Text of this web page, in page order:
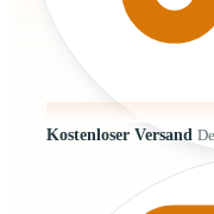
Kostenloser Versand